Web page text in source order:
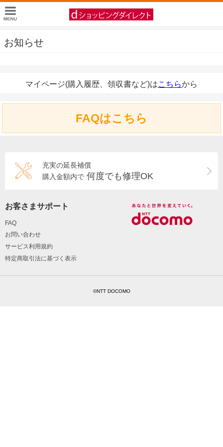
お知らせ
マイページ(購入履歴、領収書など)はこちらから
FAQはこちら
充実の延長補償
購入金額内で 何度でも修理OK
お客さまサポート
FAQ
お問い合わせ
サービス利用規約
特定商取引法に基づく表示
©NTT DOCOMO